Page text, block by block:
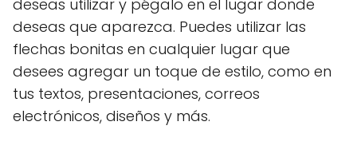
deseas utilizar y pégalo en el lugar donde
deseas que aparezca. Puedes utilizar las
flechas bonitas en cualquier lugar que
desees agregar un toque de estilo, como en
tus textos, presentaciones, correos
electrónicos, diseños y más.